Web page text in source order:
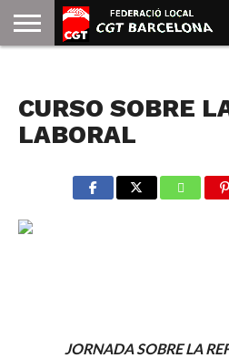
GOLDMAN
CURSO SOBRE
LABORAL
JORNADA SOBRE LA